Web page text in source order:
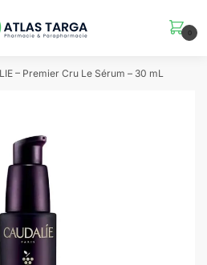
0
– Premier Cru Le Sérum – 30 mL